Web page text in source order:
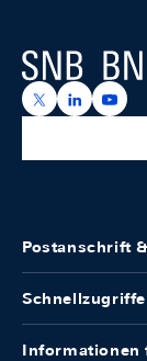
Logo
https://
Postanschrift
Schnellzugriffe
Informationen